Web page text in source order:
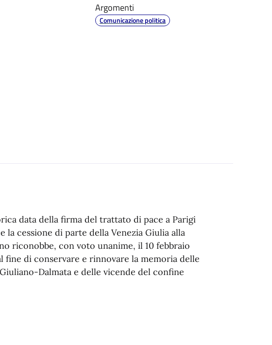
Argomenti
Comunicazione politica
data della firma del trattato di pace a Parigi
la cessione di parte della Venezia Giulia alla
riconobbe, con voto unanime, il 10 febbraio
fine di conservare e rinnovare la memoria delle
Dalmata e delle vicende del confine